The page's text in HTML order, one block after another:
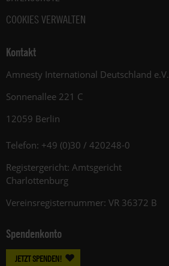
COOKIES VERWALTEN
Kontakt
Amnesty International Deutschland e.V.
Sonnenallee 221 C
12059 Berlin
Telefon: +49 (0)30 / 420248-0
Registergericht: Amtsgericht
Charlottenburg
Vereinsregisternummer: VR 36372 B
Spendenkonto
JETZT SPENDEN!